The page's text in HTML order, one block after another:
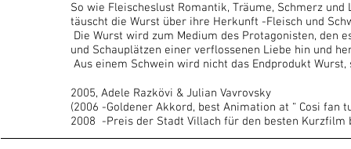
So wie Fleischeslust Romantik, Träume, Schmerz
täuscht die Wurst über ihre Herkunft -Fleisch und
Die Wurst wird zum Medium des Protagonisten, den
und Schauplätzen einer verflossenen Liebe hin und
Aus einem Schwein wird nicht das Endprodukt
2005, Adele Razkövi & Julian Vavrovsky
(2006 -Goldener Akkord, best Animation at “ Cosi fan
2008 -Preis der Stadt Villach für den besten